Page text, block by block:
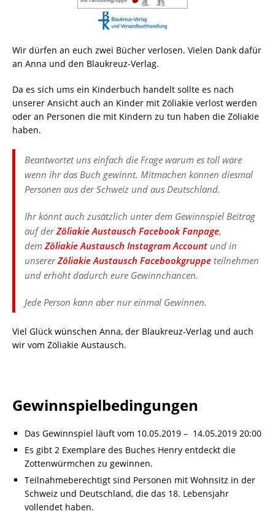
Wir dürfen an euch zwei Bücher verlosen. Vielen Dank dafür
an Anna und den Blaukreuz-Verlag.
Da es sich ums ein Kinderbuch handelt sollte es nach
unserer Ansicht auch an Kinder mit Zöliakie verlost werden
oder an Personen die mit Kindern zu tun haben die Zöliakie
haben.
Beantwortet uns einfach die Frage warum es toll wäre
wenn ihr das Buch gewinnt. Mitmachen können diesmal
Personen aus der Schweiz und aus Deutschland.
Ihr könnt auch zusätzlich unter dem Gewinnspiel Beitrag
auf derZöliakie Austausch Facebook Fanpage,
demZöliakie Austausch Instagram Account und in
unsererZöliakie Austausch Facebookgruppe teilnehmen
und erhöht dadurch eure Gewinnchancen.
Jede Person kann aber nur einmal Gewinnen.
Viel Glück wünschen Anna, der Blaukreuz-Verlag und auch
wir vom Zöliakie Austausch.
Gewinnspielbedingungen
Das Gewinnspiel läuft vom 10.05.2019 – 14.05.2019 20:00
Es gibt 2 Exemplare des Buches Henry entdeckt die
Zottenwürmchen zu gewinnen.
Teilnahmeberechtigt sind Personen mit Wohnsitz in der
Schweiz und Deutschland, die das 18. Lebensjahr
vollendet haben.